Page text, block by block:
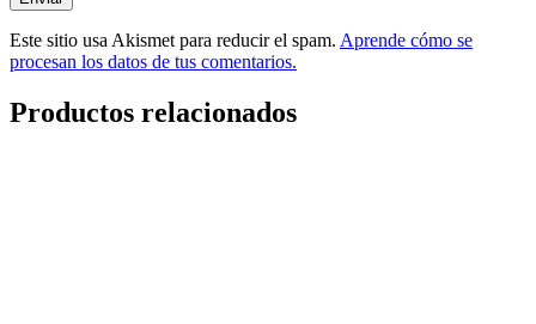
Este sitio usa Akismet para reducir el spam. Aprende cómo se
procesan los datos de tus comentarios.
Productos relacionados